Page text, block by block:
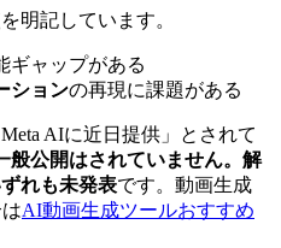
明記しています。
ギャップがある
ションの再現に課題がある
AIに近日提供」とされて
般公開はされていません。解
れも未発表です。動画生成
AI動画生成ツールおすすめ